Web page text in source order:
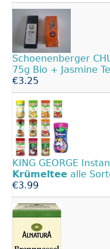
Schoenenberger
75g Bio + Jasmine
€3.25
KING GEORGE
Krümeltee alle
€3.99